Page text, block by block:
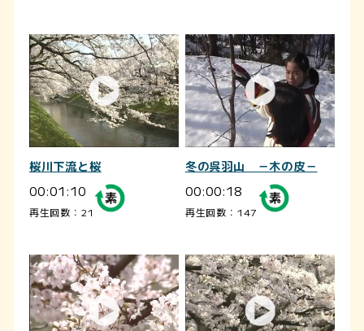
桜川下流と桜
00:01:10
再生回数：21
冬の呉羽山 －木の皮－
00:00:18
再生回数：147